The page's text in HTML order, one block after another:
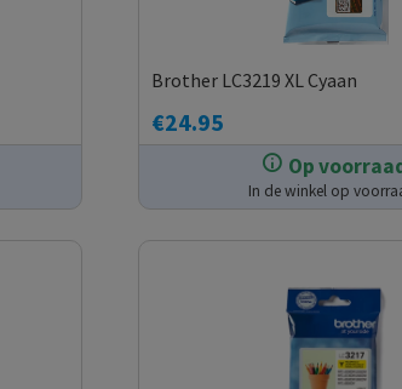
Op
In de winkel op
Brother LC3219 XL Cyaan
€24.95